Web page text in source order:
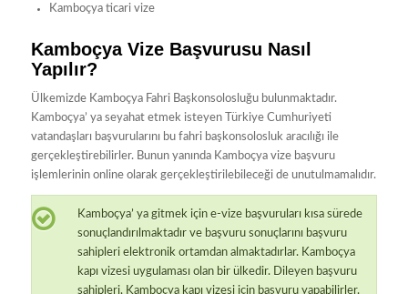
Kamboçya ticari vize
Kamboçya Vize Başvurusu Nasıl
Yapılır?
Ülkemizde Kamboçya Fahri Başkonsolosluğu bulunmaktadır.
Kamboçya’ ya seyahat etmek isteyen Türkiye Cumhuriyeti
vatandaşları başvurularını bu fahri başkonsolosluk aracılığı ile
gerçekleştirebilirler. Bunun yanında Kamboçya vize başvuru
işlemlerinin online olarak gerçekleştirilebileceği de unutulmamalıdır.
Kamboçya’ ya gitmek için e-vize başvuruları kısa sürede
sonuçlandırılmaktadır ve başvuru sonuçlarını başvuru
sahipleri elektronik ortamdan almaktadırlar. Kamboçya
kapı vizesi uygulaması olan bir ülkedir. Dileyen başvuru
sahipleri, Kamboçya kapı vizesi için başvuru yapabilirler.